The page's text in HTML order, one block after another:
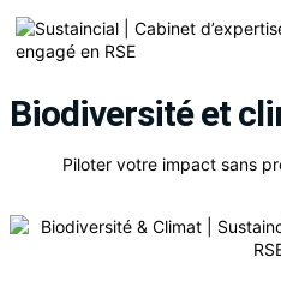
Biodiversité et
Piloter votre impact sans